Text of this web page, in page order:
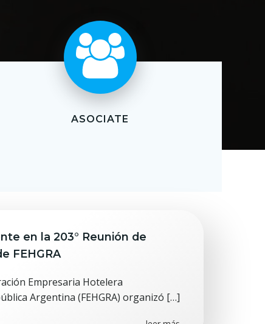
ASOCIATE
en la 203° Reunión de
FEHGRA
Empresaria Hotelera
Argentina (FEHGRA) organizó […]